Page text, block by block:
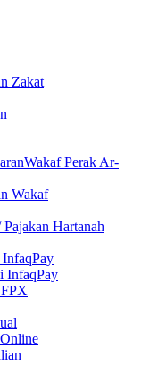
Zakat
Perak Ar-
Wakaf
Hartanah
InfaqPay